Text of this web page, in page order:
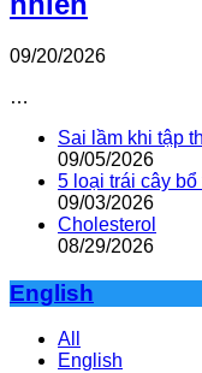
09/20/2026
…
Sai lầm khi tập
09/05/2026
5 loại trái cây
09/03/2026
Cholesterol
08/29/2026
English
All
English